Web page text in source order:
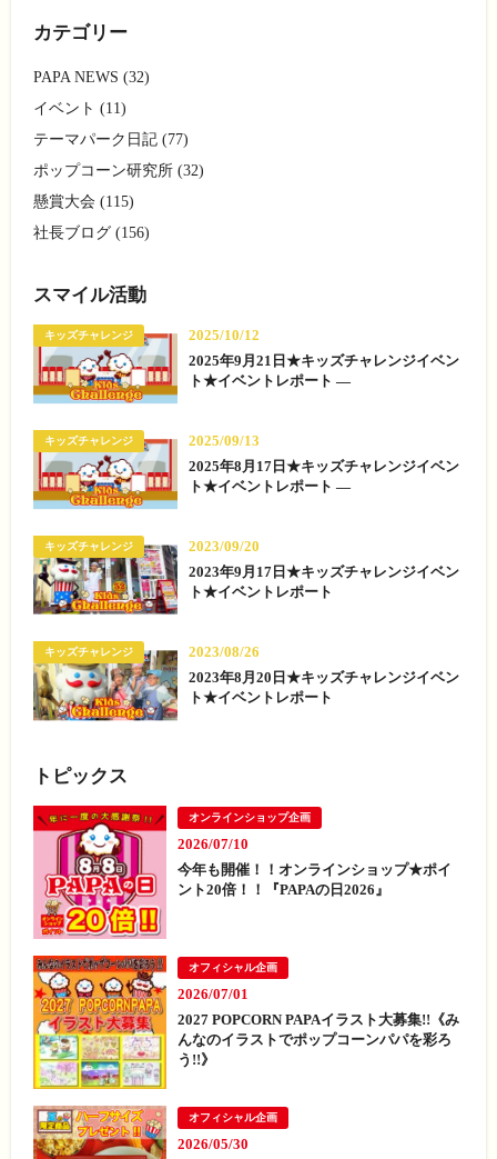
カテゴリー
PAPA NEWS (32)
イベント (11)
テーマパーク日記 (77)
ポップコーン研究所 (32)
懸賞大会 (115)
社長ブログ (156)
スマイル活動
キッズチャレンジ
2025/10/12
2025年9月21日★キッズチャレンジイベン
ト★イベントレポート —
キッズチャレンジ
2025/09/13
2025年8月17日★キッズチャレンジイベン
ト★イベントレポート —
キッズチャレンジ
2023/09/20
2023年9月17日★キッズチャレンジイベン
ト★イベントレポート
キッズチャレンジ
2023/08/26
2023年8月20日★キッズチャレンジイベン
ト★イベントレポート
トピックス
オンラインショップ企画
2026/07/10
今年も開催！！オンラインショップ★ポイ
ント20倍！！『PAPAの日2026』
オフィシャル企画
2026/07/01
2027 POPCORN PAPAイラスト大募集!!《み
んなのイラストでポップコーンパパを彩ろ
う!!》
オフィシャル企画
2026/05/30